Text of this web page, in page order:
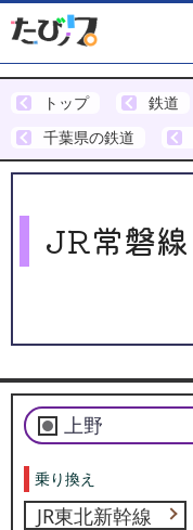
トップ 鉄道
千葉県の鉄道
JR常磐線
+
−
上野
乗り換え
JR東北新幹線